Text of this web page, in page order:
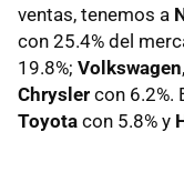
ventas, tenemos a
con 25.4% del
19.8%; Volkswagen
Chrysler con 6.2%.
Toyota con 5.8% y